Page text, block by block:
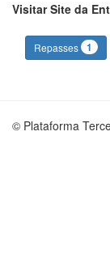
Visitar Site da
Repasses 1
© Plataforma